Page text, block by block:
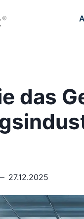
das
27.12.2025